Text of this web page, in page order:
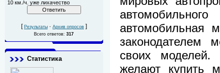
10 км./ч. уже лихачество
[ Результаты · Архив опросов ]
Всего ответов:317
Статистика
автомобильная
законодателем
своих моделей.
желают купить